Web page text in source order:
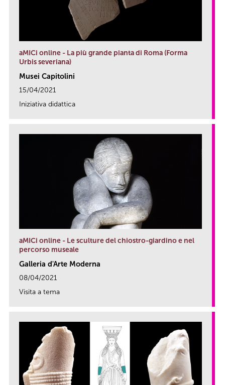
aMICi online - La più grande pianta di Roma (Forma
Urbis severiana)
Musei Capitolini
15/04/2021
Iniziativa didattica
aMICi online - Le sculture del chiostro-giardino e nel
percorso museale
Galleria d'Arte Moderna
08/04/2021
Visita a tema